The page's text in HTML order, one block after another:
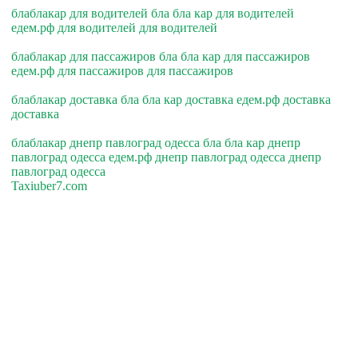
блаблакар для водителей бла бла кар для водителей
едем.рф для водителей для водителей
блаблакар для пассажиров бла бла кар для пассажиров
едем.рф для пассажиров для пассажиров
блаблакар доставка бла бла кар доставка едем.рф доставка
доставка
блаблакар днепр павлоград одесса бла бла кар днепр
павлоград одесса едем.рф днепр павлоград одесса днепр
павлоград одесса
Taxiuber7.com